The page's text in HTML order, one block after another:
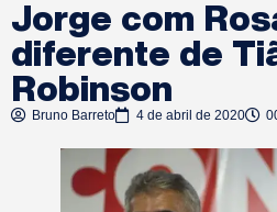
Jorge com
diferente de
Robinson
Bruno Barreto 4 de abril de 2020